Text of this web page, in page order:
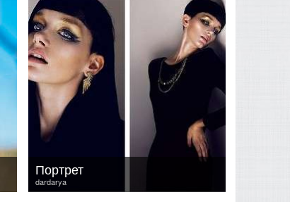
dardarya
Портрет